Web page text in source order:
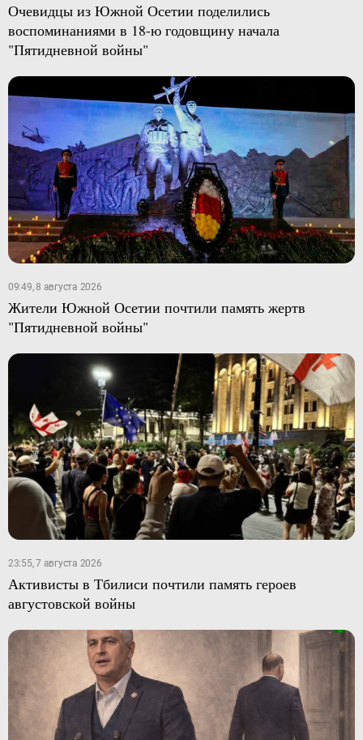
Очевидцы из Южной Осетии поделились
воспоминаниями в 18-ю годовщину начала
"Пятидневной войны"
09:49, 8 августа 2026
Жители Южной Осетии почтили память жертв
"Пятидневной войны"
23:55, 7 августа 2026
Активисты в Тбилиси почтили память героев
августовской войны